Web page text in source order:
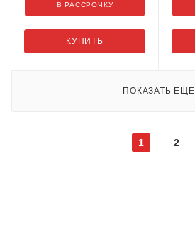
КУПИТЬ
В РАССРОЧКУ
ПОКАЗАТЬ ЕЩЕ
1 2